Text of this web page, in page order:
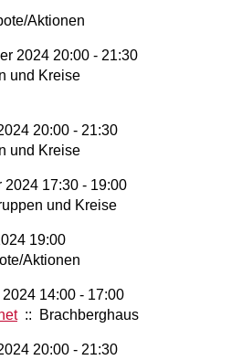
Aktionen
2024 20:00 - 21:30
und Kreise
20:00 - 21:30
und Kreise
2024 17:30 - 19:00
und Kreise
19:00
Aktionen
14:00 - 17:00
:: Brachberghaus
20:00 - 21:30